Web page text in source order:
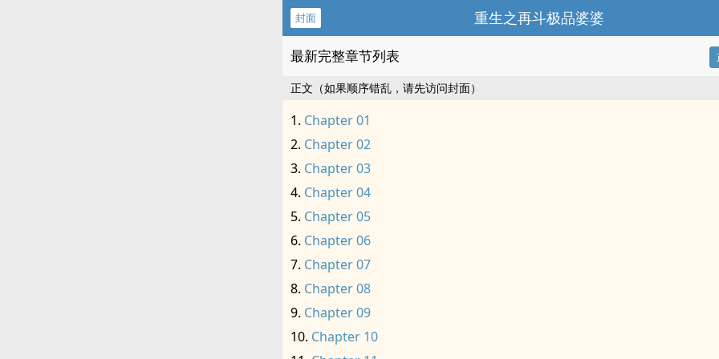
封面 重生之再斗极品婆婆
最新完整章节列表
正文（如果顺序错乱，请先访问封面）
Chapter 01
Chapter 02
Chapter 03
Chapter 04
Chapter 05
Chapter 06
Chapter 07
Chapter 08
Chapter 09
Chapter 10